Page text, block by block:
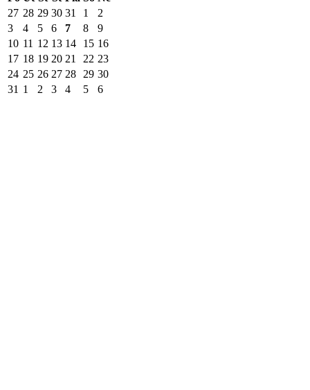
27 28 29 30 31 1
2
3
4 5 6 7 8
9
10 11 12 13 14 15 16
17 18 19 20 21 22 23
24 25 26 27 28 29 30
31 1 2 3 4 5 6